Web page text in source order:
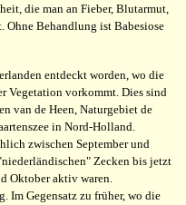
die man an Fieber, Blutarmut,
Ohne Behandlung ist Babesiose
entdeckt worden, wo die
Vegetation vorkommt. Dies sind
van de Heen, Naturgebiet de
in Nord-Holland.
zwischen September und
Zecken bis jetzt
Oktober aktiv waren.
Im Gegensatz zu früher, wo die